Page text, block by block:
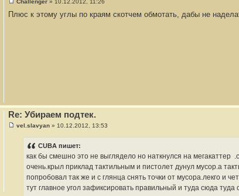
о
Challenger » 10.12.2012, 11:26
Плюс к этому углы по краям скотчем обмотать, дабы не
Re: Убираем подтек.
vel.slavyan » 10.12.2012, 13:53
CUBA пишет:
как бы смешно это не выглядело но наткнулся на мегакаттер
очень.крыл приклад тактильным и пистолет дунул мусор.а
попробовал так же и с глянца снять точки от мусора.лекго и
тут главное угол зафиксировать правильный и туда сюда туда